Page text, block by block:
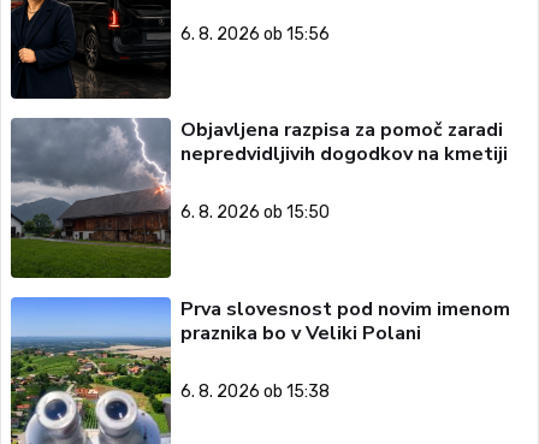
6. 8. 2026 ob 15:56
Objavljena razpisa za pomoč zaradi
nepredvidljivih dogodkov na kmetiji
6. 8. 2026 ob 15:50
Prva slovesnost pod novim imenom
praznika bo v Veliki Polani
6. 8. 2026 ob 15:38